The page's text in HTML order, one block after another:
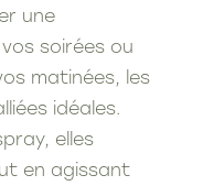
une
soirées ou
matinées, les
idéales.
elles
en agissant